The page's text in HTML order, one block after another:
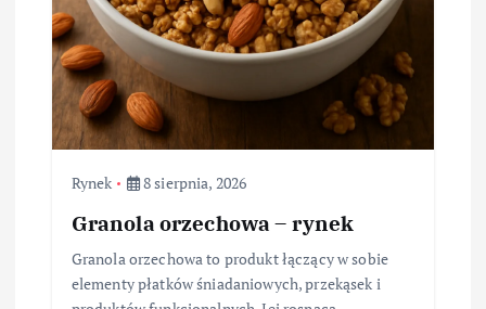
Rynek 8 sierpnia, 2026
Granola orzechowa – rynek
Granola orzechowa to produkt łączący w sobie
elementy płatków śniadaniowych, przekąsek i